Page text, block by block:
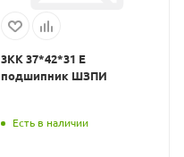
3КК 37*42*31 Е
подшипник ШЗПИ
Есть в наличии